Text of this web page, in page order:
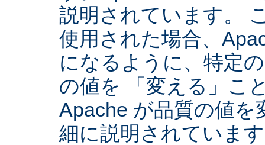
説明されています。
使用された場合、
になるように、特定
の値を 「変える」こ
Apache が品質の値を
細に説明されていま